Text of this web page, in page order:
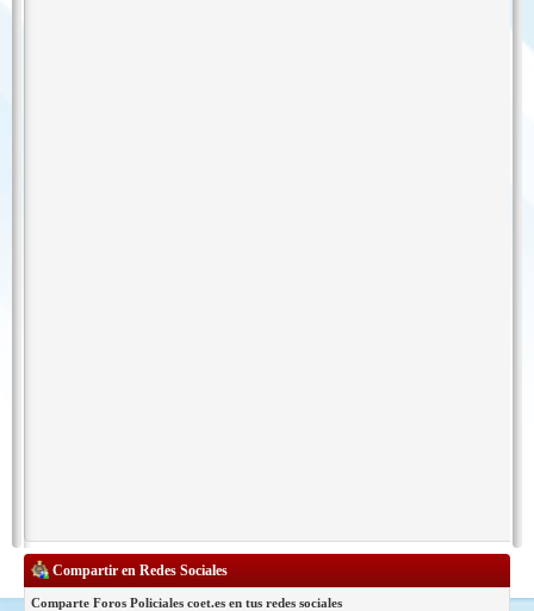
Compartir en Redes Sociales
Comparte Foros Policiales coet.es en tus redes sociales